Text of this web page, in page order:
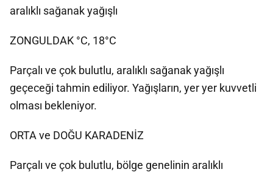
aralıklı sağanak yağışlı
ZONGULDAK °C, 18°C
Parçalı ve çok bulutlu, aralıklı sağanak yağışlı
geçeceği tahmin ediliyor. Yağışların, yer yer kuvvetli
olması bekleniyor.
ORTA ve DOĞU KARADENİZ
Parçalı ve çok bulutlu, bölge genelinin aralıklı